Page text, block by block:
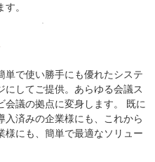
。
単で使い勝手にも優れたシステ
にしてご提供。あらゆる会議ス
会議の拠点に変身します。 既に
入済みの企業様にも、これから
様にも、簡単で最適なソリュー